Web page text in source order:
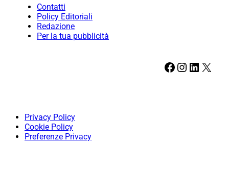
Contatti
Policy Editoriali
Redazione
Per la tua pubblicità
Facebook Instagram LinkedIn X
Privacy Policy
Cookie Policy
Preferenze Privacy